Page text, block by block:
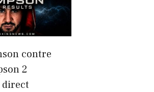
contre
2
direct